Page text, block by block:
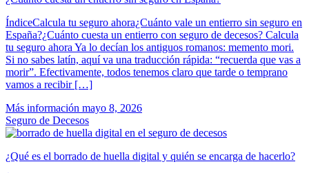
ÍndiceCalcula tu seguro ahora¿Cuánto vale un entierro sin seguro en
España?¿Cuánto cuesta un entierro con seguro de decesos? Calcula
tu seguro ahora Ya lo decían los antiguos romanos: memento mori.
Si no sabes latín, aquí va una traducción rápida: “recuerda que vas a
morir”. Efectivamente, todos tenemos claro que tarde o temprano
vamos a recibir […]
Más información mayo 8, 2026
Seguro de Decesos
¿Qué es el borrado de huella digital y quién se encarga de hacerlo?